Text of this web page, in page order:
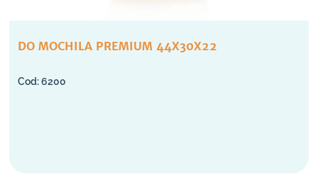
DO MOCHILA PREMIUM 44X30X22
6200